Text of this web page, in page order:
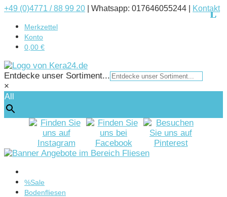
+49 (0)4771 / 88 99 20 Whatsapp: 017646055244 | Kontakt
Merkzettel
Konto
0,00 €
Entdecke unser Sortiment...
×
All
%Sale
Bodenfliesen